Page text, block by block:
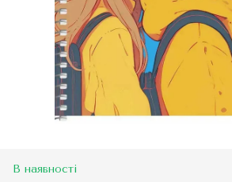
В наявності